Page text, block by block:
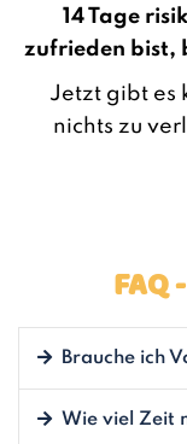
14 Tage
zufrieden bist,
Jetzt gibt es
nichts zu
FAQ
Brauche ich
Wie viel Zeit